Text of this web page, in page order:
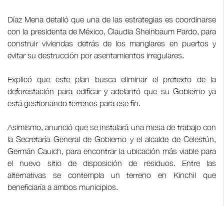
Díaz Mena detalló que una de las estrategias es coordinarse
con la presidenta de México, Claudia Sheinbaum Pardo, para
construir viviendas detrás de los manglares en puertos y
evitar su destrucción por asentamientos irregulares.
Explicó que este plan busca eliminar el pretexto de la
deforestación para edificar y adelantó que su Gobierno ya
está gestionando terrenos para ese fin.
Asimismo, anunció que se instalará una mesa de trabajo con
la Secretaría General de Gobierno y el alcalde de Celestún,
Germán Cauich, para encontrar la ubicación más viable para
el nuevo sitio de disposición de residuos. Entre las
alternativas se contempla un terreno en Kinchil que
beneficiaría a ambos municipios.